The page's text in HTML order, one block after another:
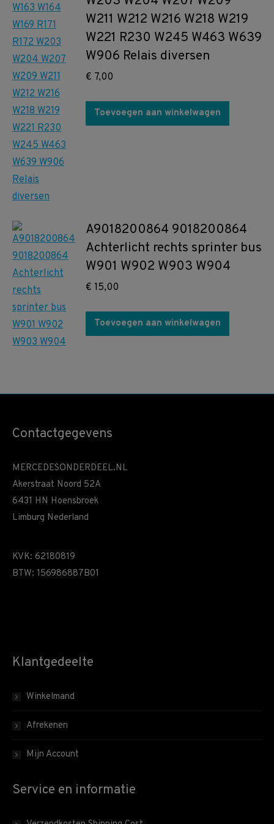
W211 W212 W216 W218 W219
W221 R230 W245 W463 W639
W906 Relais diversen
€ 7,00
Toevoegen aan winkelwagen
A9018200864 9018200864
Achterlicht rechts sprinter bus
W901 W902 W903 W904
€ 15,00
Toevoegen aan winkelwagen
Contactgegevens
MERCEDESONDERDEEL.NL
Akerstraat Noord 52A
6431 HN Hoensbroek
Limburg Nederland
KVK: 62180819
BTW: 156986887B01
Klantgedeelte
Winkelmand
Afrekenen
Mijn Account
Service en informatie